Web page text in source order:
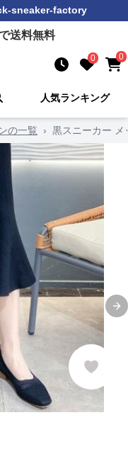
sneaker-factory
送料無料
0 0
人気ランキング
の一覧 › 黒スニーカー メ